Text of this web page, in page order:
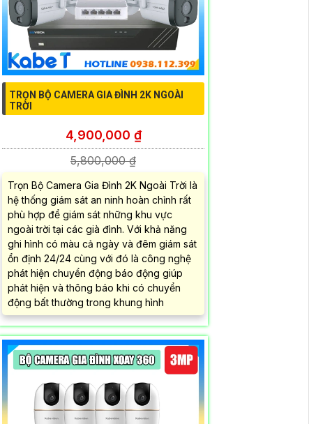
TRỌN BỘ CAMERA GIA ĐÌNH 2K NGOÀI
TRỜI
4,900,000 ₫
5,800,000 ₫
Trọn Bộ Camera Gia Đình 2K Ngoài Trời là
hệ thống giám sát an ninh hoàn chỉnh rất
phù hợp để giám sát những khu vực
ngoài trời tại các già đình. Với khả năng
ghi hình có màu cả ngày và đêm giám sát
ổn định 24/24 cùng với đó là công nghệ
phát hiện chuyển động báo động giúp
phát hiện và thông báo khi có chuyển
động bất thường trong khung hình